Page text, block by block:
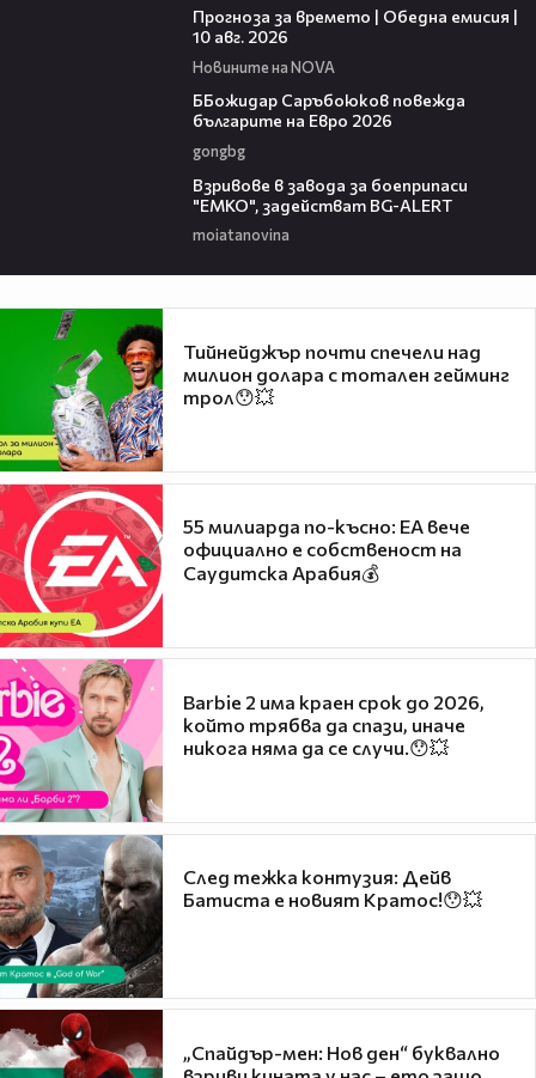
Прогноза за времето | Обедна емисия |
10 авг. 2026
Новините на NOVA
ББожидар Саръбоюков повежда
българите на Евро 2026
gongbg
Взривове в завода за боеприпаси
"ЕМКО", задействат BG-ALERT
moiatanovina
Тийнейджър почти спечели над
милион долара с тотален гейминг
трол😯💥
55 милиарда по-късно: EA вече
официално е собственост на
Саудитска Арабия💰
Barbie 2 има краен срок до 2026,
който трябва да спази, иначе
никога няма да се случи.😯💥
След тежка контузия: Дейв
Батиста е новият Кратос!😯💥
„Спайдър-мен: Нов ден“ буквално